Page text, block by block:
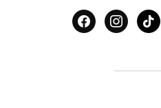
facebookinstagram
tiktok